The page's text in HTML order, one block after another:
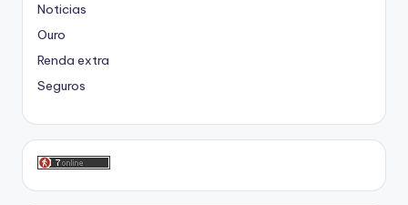
Noticias
Ouro
Renda extra
Seguros